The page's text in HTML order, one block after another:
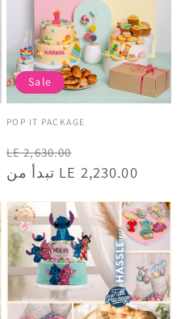
Vendor:
POP IT PACKAGE
Regular
price
LE 2,630.00
Sale
price
تبدأ من LE 2,230.00
Sale